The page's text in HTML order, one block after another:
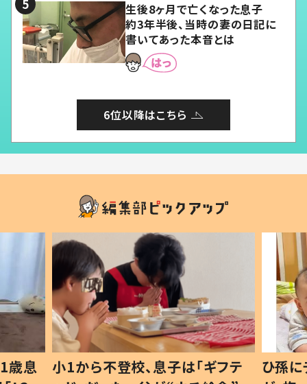
生後8ヶ月で亡くなった息子
約3年半後、当時の妻の日記に
書いてあった本音とは
6位以降はこちら
小1から不登校、息子は「ギフテ
ひ孫にデレデ